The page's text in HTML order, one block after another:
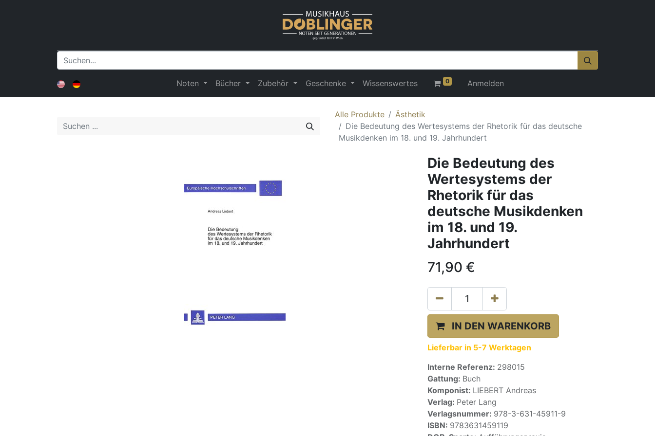
Noten Bücher Zubehör Geschenke Wissenswertes 0 Anmelden
Alle Produkte
Ästhetik
Die Bedeutung des Wertesystems der Rhetorik für das deutsche
Musikdenken im 18. und 19. Jahrhundert
Die Bedeutung des
Wertesystems der
Rhetorik für das
deutsche Musikdenken
im 18. und 19.
Jahrhundert
71,90 €
IN DEN WARENKORB
Lieferbar in 5-7 Werktagen
Interne Referenz: 298015
Gattung: Buch
Komponist: LIEBERT Andreas
Verlag: Peter Lang
Verlagsnummer: 978-3-631-45911-9
ISBN: 9783631459119